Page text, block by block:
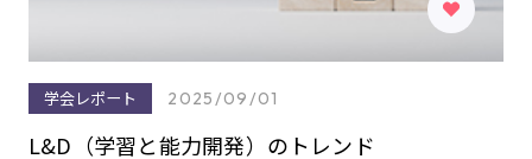
学会レポート 2025/09/01
L&D（学習と能力開発）のトレンド